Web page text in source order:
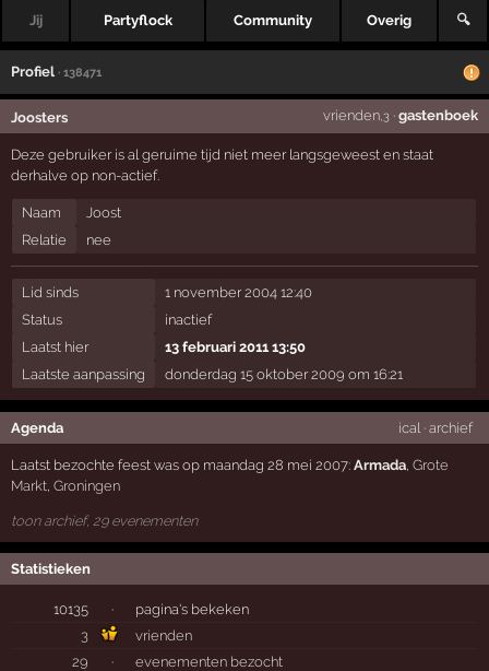
Jij Partyflock Community Overig 🔍
Profiel · 138471
Joosters vrienden,3· gastenboek
Deze gebruiker is al geruime tijd niet meer langsgeweest en staat
derhalve op non-actief.
Naam
Joost
Relatie
nee
Lid sinds
1 november 2004 12:40
Status
inactief
Laatst hier
13 februari 2011 13:50
Laatste aanpassing
donderdag 15 oktober 2009 om 16:21
Agenda ical · archief
Laatst bezochte feest was op maandag 28 mei 2007:Armada,Grote
Markt,Groningen
toon archief, 29 evenementen
Statistieken
10135 ·
pagina's bekeken
3
vrienden
29
·
evenementen bezocht